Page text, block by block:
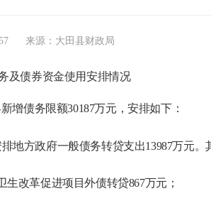
来源：大田县财政局
及债券资金使用安排情况
增债务限额30187万元，安排如下：
排地方政府一般债务转贷支出13987万元。
生改革促进项目外债转贷867万元；